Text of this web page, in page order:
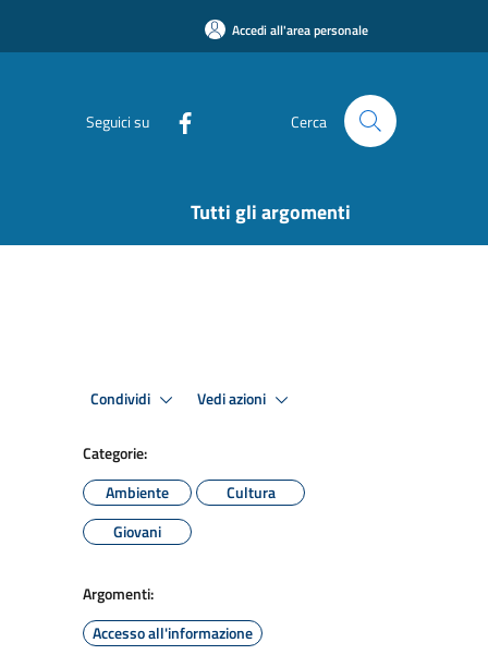
Accedi all'area personale
Seguici su Cerca
Tutti gli argomenti
Condividi Vedi azioni
Categorie:
Ambiente
Cultura
Giovani
Argomenti:
Accesso all'informazione